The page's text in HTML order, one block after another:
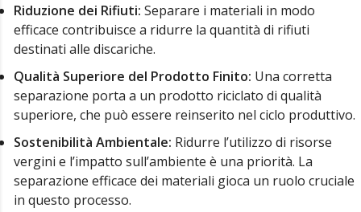
Riduzione dei Rifiuti: Separare i materiali in modo
efficace contribuisce a ridurre la quantità di rifiuti
destinati alle discariche.
Qualità Superiore del Prodotto Finito: Una corretta
separazione porta a un prodotto riciclato di qualità
superiore, che può essere reinserito nel ciclo produttivo.
Sostenibilità Ambientale: Ridurre l’utilizzo di risorse
vergini e l’impatto sull’ambiente è una priorità. La
separazione efficace dei materiali gioca un ruolo cruciale
in questo processo.